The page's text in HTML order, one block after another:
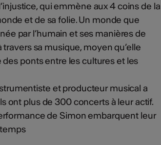
qui emmène aux 4 coins de la
et de sa folie. Un monde que
par l’humain et ses manières de
sa musique, moyen qu’elle
ponts entre les cultures et les
et producteur musical a
ont plus de 300 concerts à leur actif.
de Simon embarquent leur